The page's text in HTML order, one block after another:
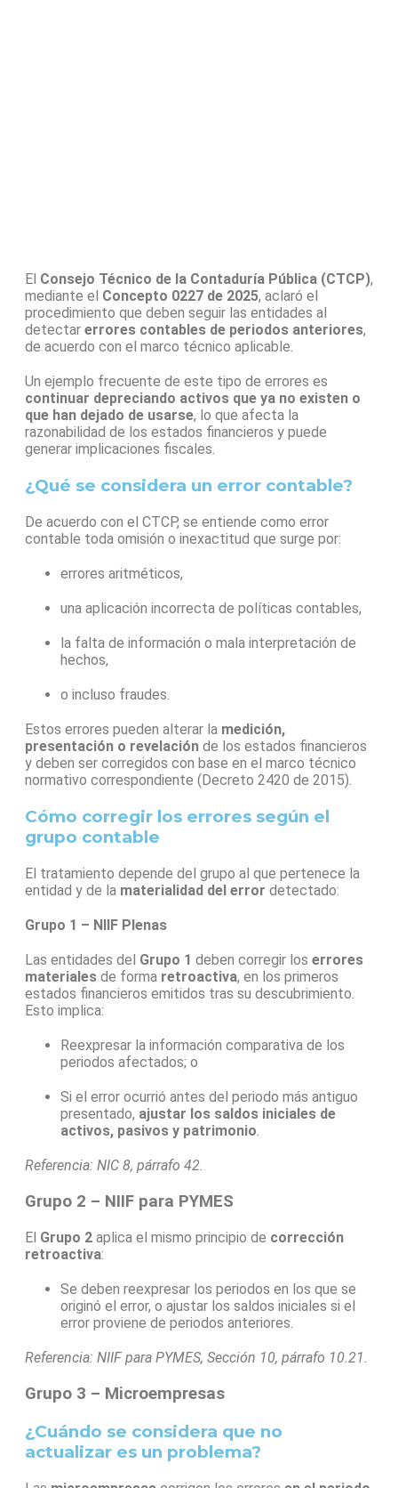
El Consejo Técnico de la Contaduría Pública (CTCP),
mediante el Concepto 0227 de 2025, aclaró el
procedimiento que deben seguir las entidades al
detectar errores contables de periodos anteriores,
de acuerdo con el marco técnico aplicable.
Un ejemplo frecuente de este tipo de errores es
continuar depreciando activos que ya no existen o
que han dejado de usarse, lo que afecta la
razonabilidad de los estados financieros y puede
generar implicaciones fiscales.
¿Qué se considera un error contable?
De acuerdo con el CTCP, se entiende como error
contable toda omisión o inexactitud que surge por:
errores aritméticos,
una aplicación incorrecta de políticas contables,
la falta de información o mala interpretación de
hechos,
o incluso fraudes.
Estos errores pueden alterar la medición,
presentación o revelación de los estados financieros
y deben ser corregidos con base en el marco técnico
normativo correspondiente (Decreto 2420 de 2015).
Cómo corregir los errores según el
grupo contable
El tratamiento depende del grupo al que pertenece la
entidad y de la materialidad del error detectado:
Grupo 1 – NIIF Plenas
Las entidades del Grupo 1 deben corregir los errores
materiales de forma retroactiva, en los primeros
estados financieros emitidos tras su descubrimiento.
Esto implica:
Reexpresar la información comparativa de los
periodos afectados; o
Si el error ocurrió antes del periodo más antiguo
presentado, ajustar los saldos iniciales de
activos, pasivos y patrimonio.
Referencia: NIC 8, párrafo 42.
Grupo 2 – NIIF para PYMES
El Grupo 2 aplica el mismo principio de corrección
retroactiva:
Se deben reexpresar los periodos en los que se
originó el error, o ajustar los saldos iniciales si el
error proviene de periodos anteriores.
Referencia: NIIF para PYMES, Sección 10, párrafo 10.21.
Grupo 3 – Microempresas
¿Cuándo se considera que no
actualizar es un problema?